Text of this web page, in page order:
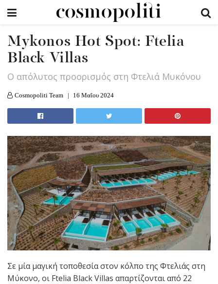
Mykonos Hot Spot: Ftelia
Black Villas
Ο απόλυτος προορισμός στη Φτελιά Μυκόνου
Cosmopoliti Team 16 Μαΐου 2024
Σε μία μαγική τοποθεσία στον κόλπο της Φτελιάς στη
Μύκονο, οι Ftelia Black Villas απαρτίζονται από 22